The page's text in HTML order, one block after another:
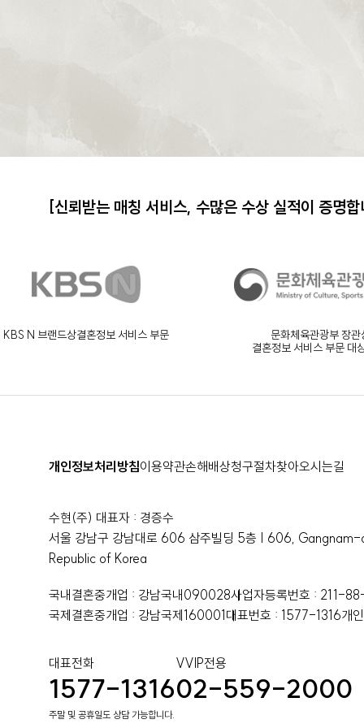
[신뢰받는 매칭 서비스, 수많은 수상 실적이 증명
KBS N 브랜드상결혼정보 서비스 부문
문화체육관광부 장관
결혼정보 서비스 부문 대
개인정보처리방침이용약관손해배상청구절차찾아오시는길
수현(주) 대표자 : 경증수
서울 강남구 강남대로 606 삼주빌딩 5층 | 606,
Republic of Korea
국내결혼중개업 : 강남국내090028사업자등록번호 : 211-
국제결혼중개업 : 강남국제160001 대표번호 : 1577-1316개
대표전화
1577-1316
VVIP전용
02-559-2000
주말 및 공휴일도 상담 가능합니다.